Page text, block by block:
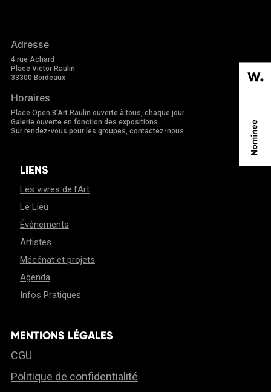
Adresse
4 rue Achard
Place Victor Raulin
33300 Bordeaux
Horaires
Place Open B'Art Raulin ouverte à tous, chaque jour.
Galerie ouverte en fonction des expositions.
Sur rendez-vous pour les groupes, contactez-nous.
LIENS
Les vivres de l’Art
Le Lieu
Événements
Artistes
Mécénat et projets
Agenda
Infos Pratiques
MENTIONS LÉGALES
CGU
Politique de confidentialité